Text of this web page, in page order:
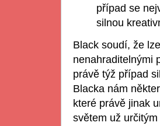
případ se
silnou
Black soudí, že
nenahraditelnými
právě týž případ
Blacka nám
které právě jinak
světem už